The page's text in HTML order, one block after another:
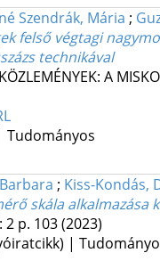
Szendrák, Mária ;
felső végtagi
technikával
A
Tudományos
; Kiss-Kondás,
skála alkalmazása
2 p. 103(2023)
|